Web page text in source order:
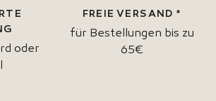
oder
FREIE VERSAND *
für Bestellungen bis zu
65€